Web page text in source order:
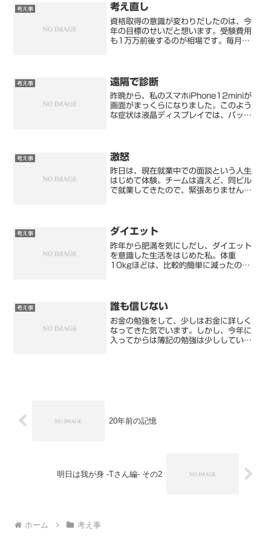
みたいな考えを、持って...
考え事 考え直し
資格取得の意識が変わりだしたのは、今
年の目標のせいだと想います。受験費用
も1万万前後するのが相場です。毎月受
ら、合格しなくては！と...
考え事 遠隔で診断
昨晩から、私のスマホiPhone12miniが
画面がまっくらになりました。このよう
な症状は液晶ディスプレイでは、バック
故障...
考え事 激怒
昨日は、現在就業中での面談という人生
はじめて体験。チームは違えど、同ビル
で就業してきたので、緊張ありませんで
ど会ったことあったので軽...
考え事 ダイエット
昨年から肥満を気にしだし、ダイエット
を意識した生活をはじめた私。体重
10kgほどは、比較的簡単に減ったので
が、平均体重を大幅に超えた...
考え事 誰も信じない
お金の勉強をして、少しはお金に詳しく
なってきた気でいます。しかし、今年に
入ってからは簿記の勉強は少ししていま
20年前の記憶
明日は我が身 -Tさん編- その2
ホーム 考え事